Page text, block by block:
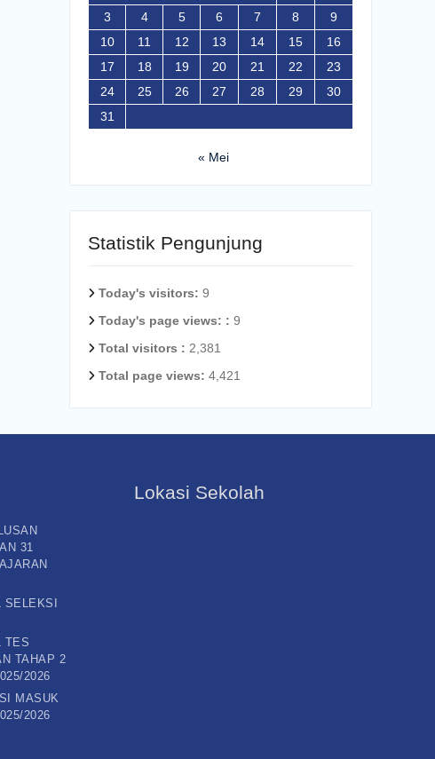
3
4 5 6 7 8
9
10
11 12 13 14 15
16
17
18 19 20 21 22
23
24
25 26 27 28 29
30
31
« Mei
Statistik Pengunjung
Today's visitors: 9
Today's page views: : 9
Total visitors : 2,381
Total page views: 4,421
31
TES
TAHAP 2
2026
MASUK
2026
Lokasi Sekolah